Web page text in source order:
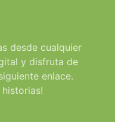
desde cualquier
y disfruta de
enlace.
historias!